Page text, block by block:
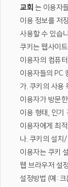
교회 는 이용자
이용 정보를 저
사용할 수 있습
쿠키는 웹사이
이용자의 컴퓨
이용자들의 PC
가. 쿠키의 사용
이용자가 방문
이용 형태, 인기
이용자에게 최
나. 쿠키의 설치
이용자는 쿠키
웹 브라우저 설
설정방법 (예: